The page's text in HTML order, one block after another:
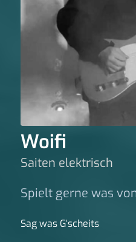
Woifi
Saiten elektrisch
Spielt gerne was
Sag was G‘scheits